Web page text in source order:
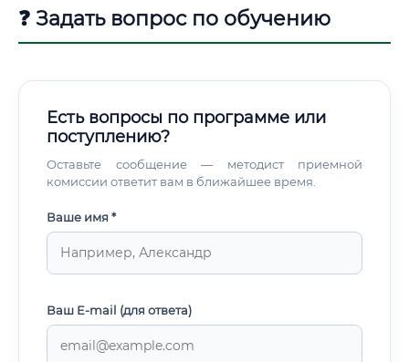
❓ Задать вопрос по обучению
Есть вопросы по программе или
поступлению?
Оставьте сообщение — методист приемной
комиссии ответит вам в ближайшее время.
Ваше имя *
Ваш E-mail (для ответа)